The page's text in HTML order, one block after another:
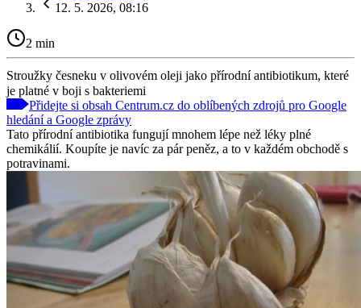
12. 5. 2026, 08:16
2 min
Stroužky česneku v olivovém oleji jako přírodní antibiotikum, které
je platné v boji s bakteriemi
Přidejte si obsah Centrum.cz do oblíbených zdrojů pro Google
hledání a Google zprávy
Tato přírodní antibiotika fungují mnohem lépe než léky plné
chemikálií. Koupíte je navíc za pár peněz, a to v každém obchodě s
potravinami.